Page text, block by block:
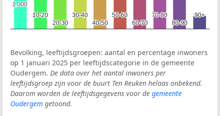
10-20
10-20
20-30
20-30
30-40
30-40
40-50
40-50
50-60
50-60
60-70
60-70
70-80
70-80
80-90
80-90
90+
90+
1.000
1.000
Bevolking, leeftijdsgroepen: aantal en percentage inwoners
op 1 januari 2025 per leeftijdscategorie in de gemeente
Oudergem. De data over het aantal inwoners per
leeftijdsgroep zijn voor de buurt Ten Reuken helaas onbekend.
Daarom worden de leeftijdsgegevens voor de gemeente
Oudergem getoond.